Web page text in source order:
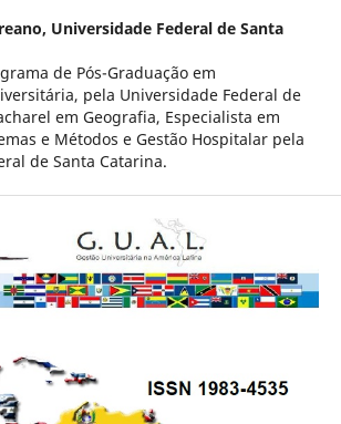
Universidade Federal de Santa
de Pós-Graduação em
pela Universidade Federal de
em Geografia, Especialista em
e Métodos e Gestão Hospitalar pela
de Santa Catarina.